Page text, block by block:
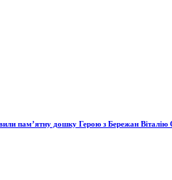
пам’ятну дошку Герою з Бережан Віталію